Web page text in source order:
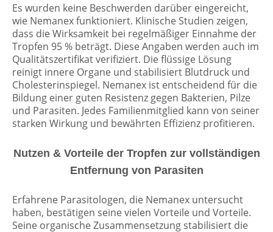
Es wurden keine Beschwerden darüber eingereicht,
wie Nemanex funktioniert. Klinische Studien zeigen,
dass die Wirksamkeit bei regelmäßiger Einnahme der
Tropfen 95 % beträgt. Diese Angaben werden auch im
Qualitätszertifikat verifiziert. Die flüssige Lösung
reinigt innere Organe und stabilisiert Blutdruck und
Cholesterinspiegel. Nemanex ist entscheidend für die
Bildung einer guten Resistenz gegen Bakterien, Pilze
und Parasiten. Jedes Familienmitglied kann von seiner
starken Wirkung und bewährten Effizienz profitieren.
Nutzen & Vorteile der Tropfen zur vollständigen
Entfernung von Parasiten
Erfahrene Parasitologen, die Nemanex untersucht
haben, bestätigen seine vielen Vorteile und Vorteile.
Seine organische Zusammensetzung stabilisiert die